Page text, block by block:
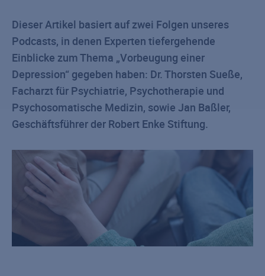
Dieser Artikel basiert auf zwei Folgen unseres
Podcasts, in denen Experten tiefergehende
Einblicke zum Thema „Vorbeugung einer
Depression“ gegeben haben: Dr. Thorsten Sueße,
Facharzt für Psychiatrie, Psychotherapie und
Psychosomatische Medizin, sowie Jan Baßler,
Geschäftsführer der Robert Enke Stiftung.